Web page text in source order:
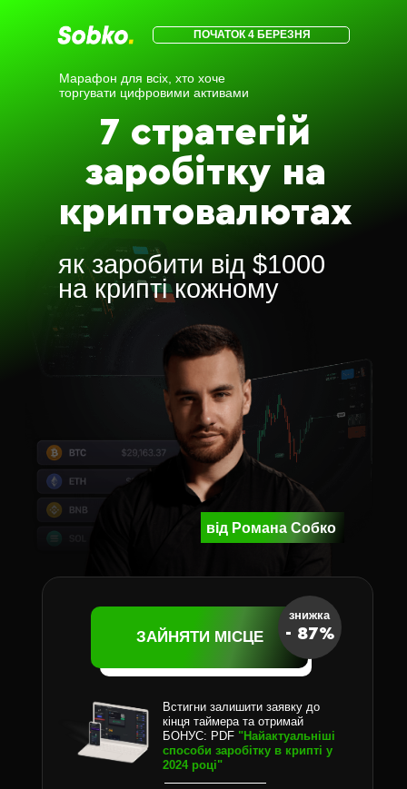
Марафон для всіх, хто хоче
торгувати цифровими активами
ПОЧАТОК 4 БЕРЕЗНЯ
Встигни залишити заявку до
кінця таймера та отримай
БОНУС: PDF "Найактуальніші
способи заробітку в крипті у
2024 році"
ЗАЙНЯТИ МІСЦЕ - 87%
знижка
як заробити від $1000
на крипті кожному
7 стратегій
заробітку на
криптовалютах
від Романа Собко